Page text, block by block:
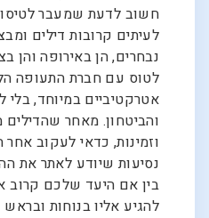
חשוב לדעת שמעבר
לעיתים קרובות דילים
נבחרים, הן באירופה והן
לטוס עם חברת התעופה
אטרקטיביים במיוחד,
והביטחון. מאחר
וזמינות, כדאי לעקוב
נסיעות שיודע לאתר את
בין אם היעד שלכם
להגיע אליו בנוחות